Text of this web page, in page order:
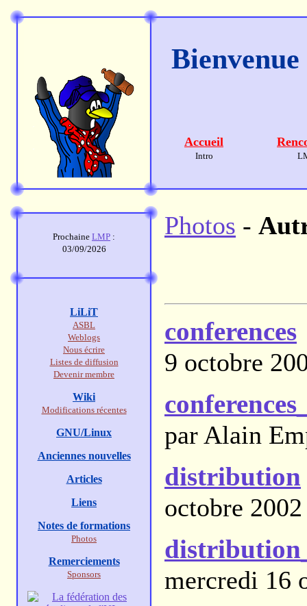
Accueil
Intro
Photos -
conferences
9 octobre
par Alain
distribution
octobre 2002
mercredi 16
Prochaine LMP :
03/09/2026
LiLiT
ASBL
Weblogs
Nous écrire
Listes de diffusion
Devenir membre
Wiki
Modifications récentes
GNU/Linux
Anciennes nouvelles
Articles
Liens
Notes de formations
Photos
Remerciements
Sponsors